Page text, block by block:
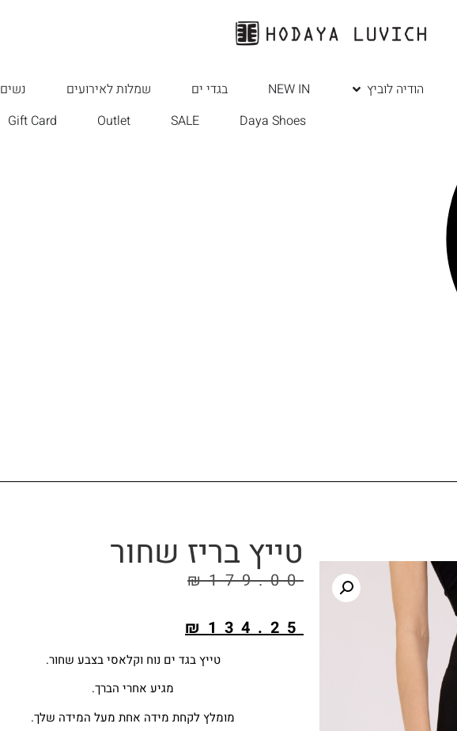
הודיה לוביץ NEW IN בגדי ים שמלות לאירועים נשים
Daya Shoes
SALE
Outlet
Gift Card
טייץ בריז שחור
₪179.00
₪ 134.25
טייץ בגד ים נוח וקלאסי בצבע שחור.
מגיע אחרי הברך.
מומלץ לקחת מידה אחת מעל המידה שלך.